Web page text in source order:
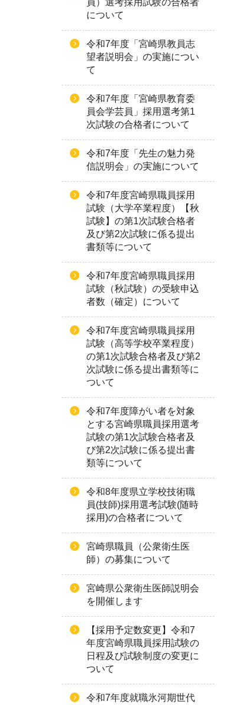
員）選考採用試験の合格者
について
令和7年度「宮崎県教員志
望者説明会」の実施につい
て
令和7年度「宮崎県教育委
員会学芸員」採用選考第1
次試験の合格者について
令和7年度「先生の魅力発
信説明会」の実施について
令和7年度宮崎県職員採用
試験（大学卒業程度）【秋
試験】の第1次試験合格者
及び第2次試験に係る提出
書類等について
令和7年度宮崎県職員採用
試験（秋試験）の受験申込
者数（確定）について
令和7年度宮崎県職員採用
試験（高等学校卒業程度）
の第1次試験合格者及び第2
次試験に係る提出書類等に
ついて
令和7年度障がい者を対象
とする宮崎県職員採用選考
試験の第1次試験合格者及
び第2次試験に係る提出書
類等について
令和8年度県立学校技術職
員(技師)採用選考試験(随時
採用)の合格者について
宮崎県職員（公衆衛生医
師）の募集について
宮崎県公衆衛生医師説明会
を開催します
【採用予定数変更】令和7
年度宮崎県職員採用試験の
日程及び試験制度の変更に
ついて
令和7年度就職氷河期世代